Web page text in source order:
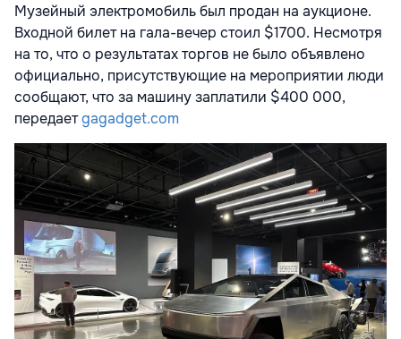
Музейный электромобиль был продан на аукционе.
Входной билет на гала-вечер стоил $1700. Несмотря
на то, что о результатах торгов не было объявлено
официально, присутствующие на мероприятии люди
сообщают, что за машину заплатили $400 000,
передаетgagadget.com